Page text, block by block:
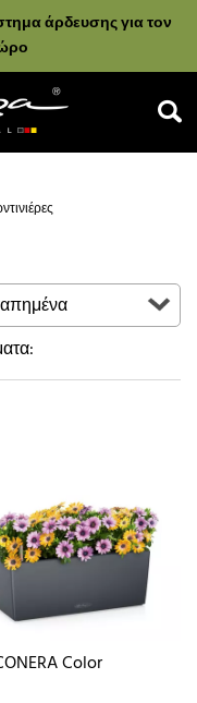
άρδευσης για τον
Color